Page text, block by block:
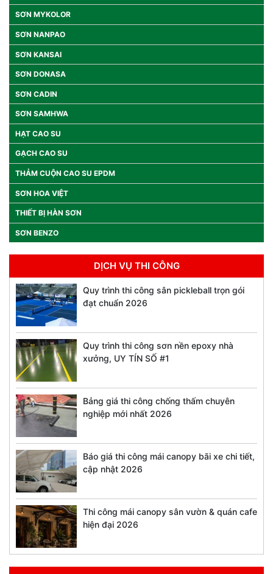
SƠN MYKOLOR
SƠN NANPAO
SƠN KANSAI
SƠN DONASA
SƠN CADIN
SƠN SAMHWA
HẠT CAO SU
GẠCH CAO SU
THẢM CUỘN CAO SU EPDM
SƠN HOA VIỆT
THIẾT BỊ HÀN SƠN
SƠN BENZO
DỊCH VỤ THI CÔNG
Quy trình thi công sân pickleball trọn gói
đạt chuẩn 2026
Quy trình thi công sơn nền epoxy nhà
xưởng, UY TÍN SỐ #1
Bảng giá thi công chống thấm chuyên
nghiệp mới nhất 2026
Báo giá thi công mái canopy bãi xe chi tiết,
cập nhật 2026
Thi công mái canopy sân vườn & quán cafe
hiện đại 2026